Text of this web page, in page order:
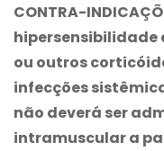
CONTRA-
hipersensibilidade
ou outros
infecções
não deverá ser
intramuscular a